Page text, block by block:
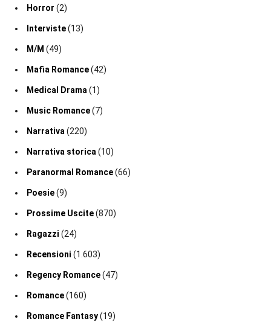
Horror (2)
Interviste(13)
M/M (49)
Mafia Romance(42)
Medical Drama(1)
Music Romance(7)
Narrativa(220)
Narrativa storica(10)
Paranormal Romance(66)
Poesie(9)
Prossime Uscite(870)
Ragazzi (24)
Recensioni (1.603)
Regency Romance(47)
Romance(160)
Romance Fantasy(19)